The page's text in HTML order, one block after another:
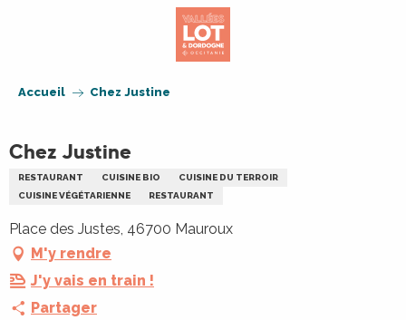
Accueil Chez Justine
Chez Justine
RESTAURANT CUISINE BIO
CUISINE DU TERROIR
CUISINE VÉGÉTARIENNE
RESTAURANT
Place des Justes, 46700 Mauroux
M'y rendre
J'y vais en train !
Partager